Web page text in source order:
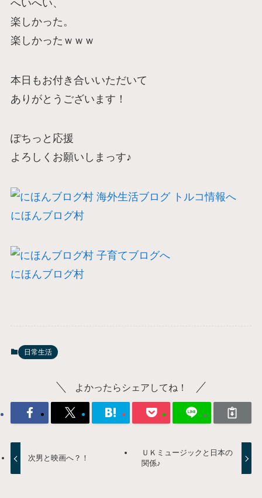
へいへい、
楽しかった。
楽しかったｗｗｗ
本日もお付き合いいただいて
ありがとうございます！
ぽちっと応援
よろしくお願いしまっす♪
にほんブログ村
にほんブログ村
日常生活
よかったらシェアしてね！
次男と映画へ？！
ＵＫミュージックと日本の
関係♪